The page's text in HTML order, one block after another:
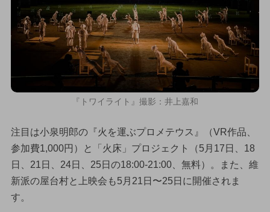
『トワイライト』撮影：井上嘉和
注目は小泉明郎の『火を運ぶプロメテウス』（VR作品、
参加費1,000円）と「火床」プロジェクト（5月17日、18
日、21日、24日、25日の18:00-21:00、無料）。また、維
新派の屋台村と上映会も5月21日〜25日に開催されま
す。